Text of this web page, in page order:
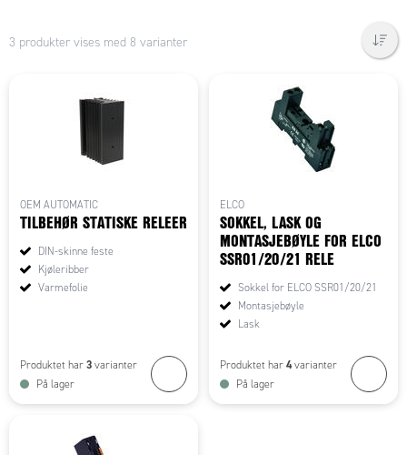
3 produkter vises med 8 varianter
OEM AUTOMATIC
TILBEHØR STATISKE RELEER
DIN-skinne feste
Kjøleribber
Varmefolie
Produktet har 3 varianter
På lager
ELCO
SOKKEL, LASK OG
MONTASJEBØYLE FOR ELCO
SSR01/20/21 RELE
Sokkel for ELCO SSR01/20/21
Montasjebøyle
Lask
Produktet har 4varianter
På lager